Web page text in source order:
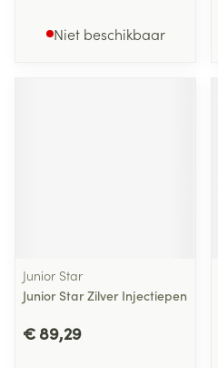
Niet beschikbaar
Junior Star
Junior Star Zilver Injectiepen
€ 89,29